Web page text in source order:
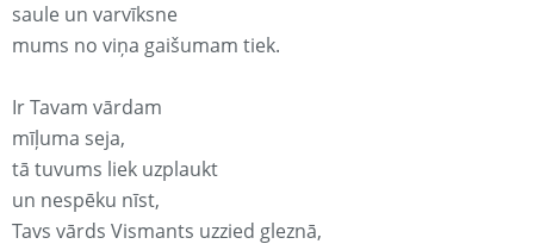
saule un varvīksne
mums no viņa gaišumam tiek.
Ir Tavam vārdam
mīļuma seja,
tā tuvums liek uzplaukt
un nespēku nīst,
Tavs vārds Vismants uzzied gleznā,